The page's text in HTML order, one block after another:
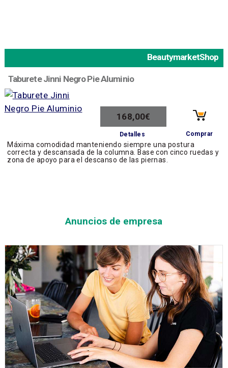
BeautymarketShop
Taburete Jinni Negro Pie Aluminio
168,00€
Detalles Comprar
Máxima comodidad manteniendo siempre una postura
correcta y descansada de la columna. Base con cinco ruedas y
zona de apoyo para el descanso de las piernas.
Anuncios de empresa